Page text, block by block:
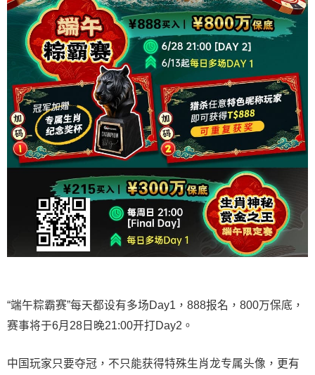
“端午粽霸赛”每天都设有多场Day1，888报名，800万保底，
赛事将于6月28日晚21:00开打Day2。
中国玩家只要夺冠，不只能获得特殊生肖龙专属头像，更有